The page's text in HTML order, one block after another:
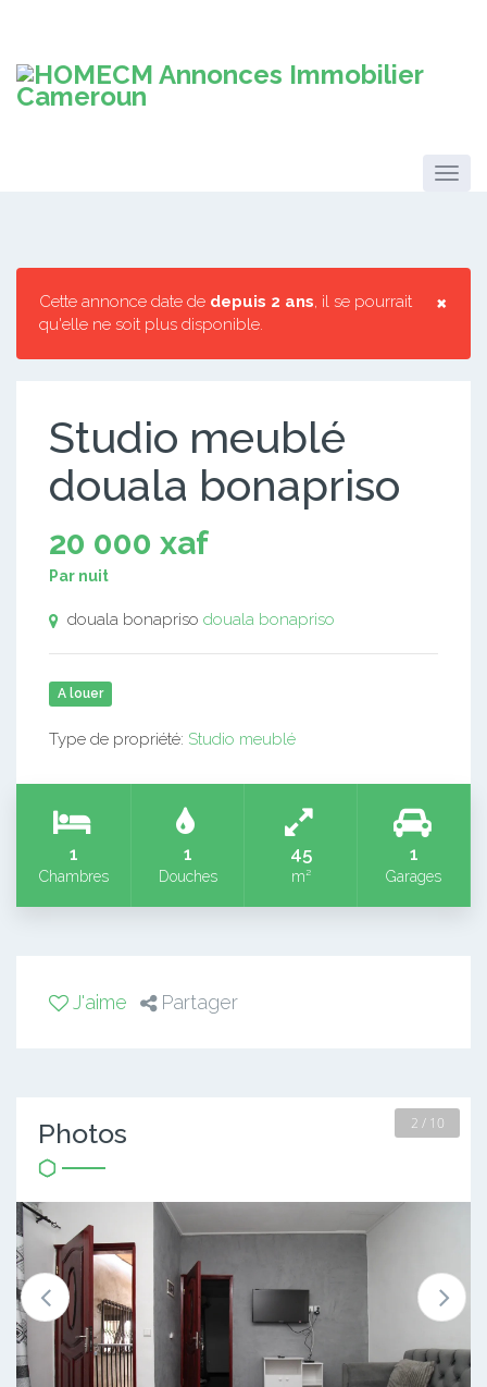
×
Cette annonce date de depuis 2 ans, il se pourrait
qu'elle ne soit plus disponible.
Studio meublé
douala bonapriso
20 000 xaf
Par nuit
douala bonapriso douala bonapriso
A louer
Type de propriété: Studio meublé
1
Chambres
1
Douches
45
m²
1
Garages
J'aime Partager
Photos 2 / 10